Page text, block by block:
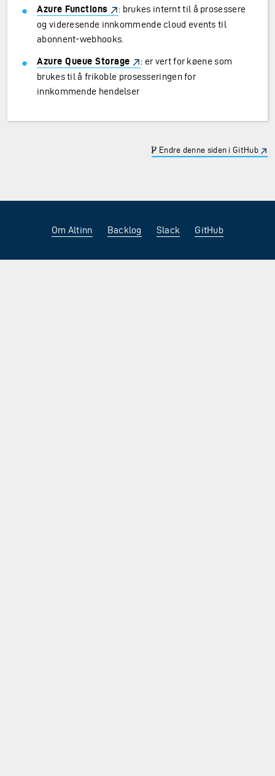
Azure Functions
: brukes internt til å prosessere
og videresende innkommende cloud events til
abonnent-webhooks.
Azure Queue Storage
: er vert for køene som
brukes til å frikoble prosesseringen for
innkommende hendelser
Endre denne siden i GitHub
Om Altinn Backlog Slack GitHub